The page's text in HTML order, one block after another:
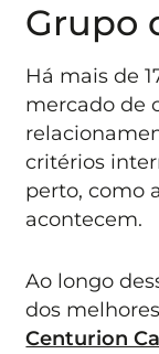
Grupo
Há mais de
mercado de
critérios
perto, como
acontecem.
Ao longo
dos
Centurion